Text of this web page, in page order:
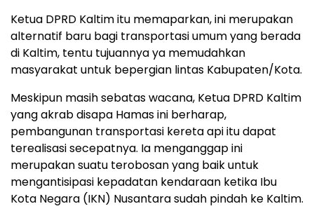
Ketua DPRD Kaltim itu memaparkan, ini merupakan
alternatif baru bagi transportasi umum yang berada
di Kaltim, tentu tujuannya ya memudahkan
masyarakat untuk bepergian lintas Kabupaten/Kota.
Meskipun masih sebatas wacana, Ketua DPRD Kaltim
yang akrab disapa Hamas ini berharap,
pembangunan transportasi kereta api itu dapat
terealisasi secepatnya. Ia menganggap ini
merupakan suatu terobosan yang baik untuk
mengantisipasi kepadatan kendaraan ketika Ibu
Kota Negara (IKN) Nusantara sudah pindah ke Kaltim.